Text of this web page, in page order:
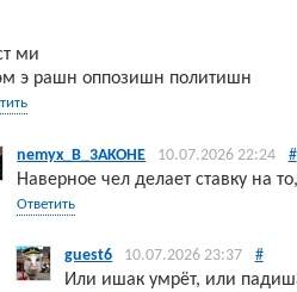
ми
э рашн оппозишн политишн
nemyx_B_3AKOHE 10.07.2026 22:24 #
Наверное чел делает ставку на
Ответить
guest6 10.07.2026 23:37 #
Или ишак умрёт, или